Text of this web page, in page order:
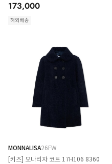
173,000
해외배송
MONNALISA26FW
[키즈] 모나리자 코트 17H106 8360